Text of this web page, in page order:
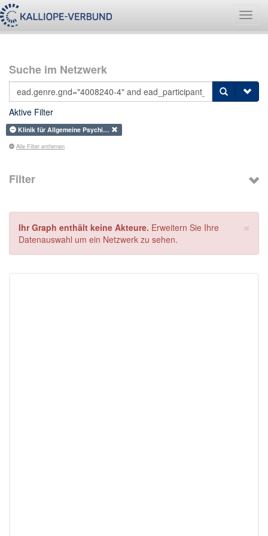
Suche im Netzwerk
Aktive Filter
Klinik für Allgemeine Psychi…
Alle Filter entfernen
Filter
×
Ihr Graph enthält keine Akteure. Erweitern Sie Ihre
Datenauswahl um ein Netzwerk zu sehen.